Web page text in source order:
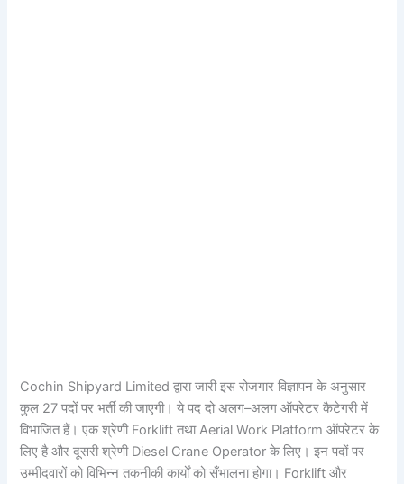
Cochin Shipyard Limited द्वारा जारी इस रोजगार विज्ञापन के अनुसार
कुल 27 पदों पर भर्ती की जाएगी। ये पद दो अलग–अलग ऑपरेटर कैटेगरी में
विभाजित हैं। एक श्रेणी Forklift तथा Aerial Work Platform ऑपरेटर के
लिए है और दूसरी श्रेणी Diesel Crane Operator के लिए। इन पदों पर
उम्मीदवारों को विभिन्न तकनीकी कार्यों को सँभालना होगा। Forklift और